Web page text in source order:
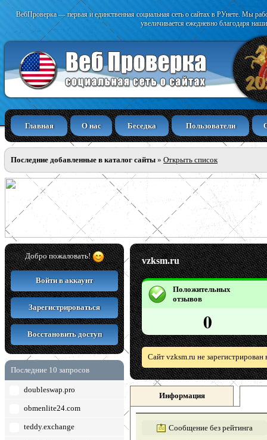
ВебПроверка — первая и единственная социальная сеть о сайтах в РУнете. Мы
увеличивается ежедневно благодаря
Главная О нас Беседка Пользователи
Последние добавленные в каталог сайты » Открыть список
Добро пожаловать!
Войти в аккаунт
Зарегистрироваться
Восстановить доступ
Последние 10 запросов
doubleswap.pro
obmenlite24.com
teddy.exchange
vzksm.ru
Положительных
отзывов
0
Сайт vzksm.ru не
Информация
Сообщение без рейтинга